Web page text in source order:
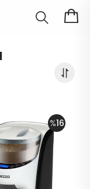
%16